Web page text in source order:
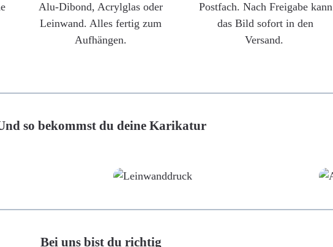
Alu-Dibond, Acrylglas oder
Leinwand. Alles fertig zum
Aufhängen.
Postfach. Nach Freigabe kann
das Bild sofort in den
Versand.
so bekommst du deine Karikatur
Bei uns bist du richtig